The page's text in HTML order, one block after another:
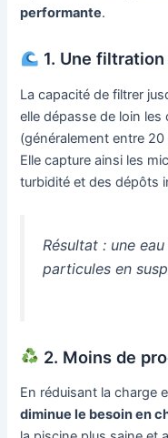
performante.
1. Une
La capacité de filtrer
elle dépasse de loin
(généralement entre
Elle capture ainsi les
turbidité et des dépôts
Résultat : une
particules en
2. Moins de
En réduisant la charge
diminue le besoin en